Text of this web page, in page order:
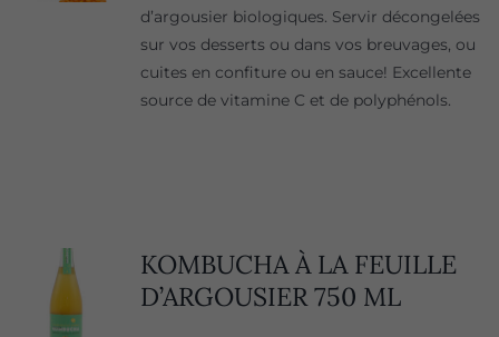
d’argousier biologiques. Servir décongelées
sur vos desserts ou dans vos breuvages, ou
cuites en confiture ou en sauce! Excellente
source de vitamine C et de polyphénols.
KOMBUCHA À LA FEUILLE
D’ARGOUSIER 750 ML